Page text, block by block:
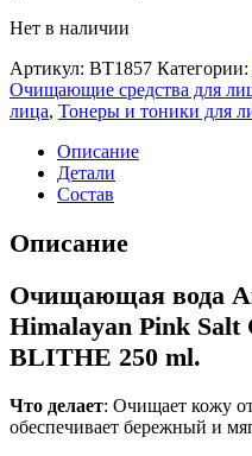
Нет в наличии
Артикул: BT1857 Категории:
Очищающие средства для
лица, Тонеры и тоники для
Описание
Детали
Состав
Описание
Очищающая вода
Himalayan Pink Salt
BLITHE 250 ml.
Что делает: Очищает кожу
обеспечивает бережный и